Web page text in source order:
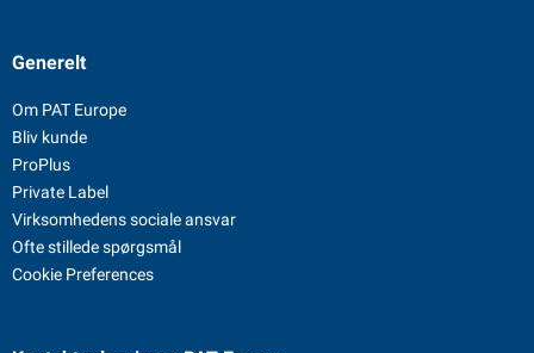
Generelt
Om PAT Europe
Bliv kunde
ProPlus
Private Label
Virksomhedens sociale ansvar
Ofte stillede spørgsmål
Cookie Preferences